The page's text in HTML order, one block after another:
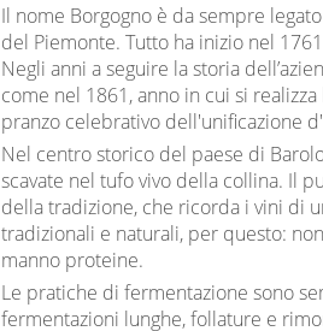
Il nome Borgogno è da sempre
del Piemonte. Tutto ha inizio nel
Negli anni a seguire la storia
come nel 1861, anno in cui si
pranzo celebrativo dell'unificazione
Nel centro storico del paese di
scavate nel tufo vivo della collina. Il
della tradizione, che ricorda i vini di
tradizionali e naturali, per questo:
manno proteine.
Le pratiche di fermentazione sono
fermentazioni lunghe, follature e